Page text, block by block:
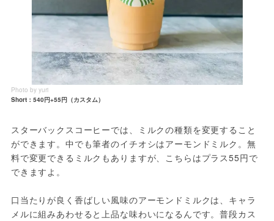
Photo by yuri
Short：540円+55円（カスタム）
スターバックスコーヒーでは、ミルクの種類を変更すること
ができます。中でも筆者のイチオシはアーモンドミルク。無
料で変更できるミルクもありますが、こちらはプラス55円で
できますよ。
口当たりが良く香ばしい風味のアーモンドミルクは、キャラ
メルに組みあわせると上品な味わいになるんです。普段カス